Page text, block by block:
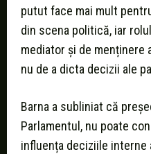
putut face mai mult
din scena politică, iar
mediator și de
nu de a dicta decizii ale
Barna a subliniat că
Parlamentul, nu poate
influența deciziile interne